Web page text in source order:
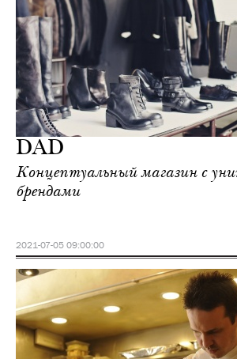
DAD
Концептуальный магазин с
брендами
2021-07-05 09:00:00